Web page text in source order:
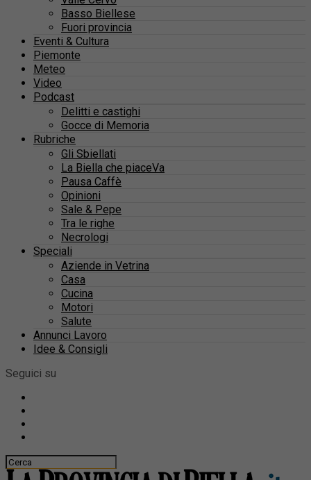
Basso Biellese
Fuori provincia
Eventi & Cultura
Piemonte
Meteo
Video
Podcast
Delitti e castighi
Gocce di Memoria
Rubriche
Gli Sbiellati
La Biella che piaceVa
Pausa Caffè
Opinioni
Sale & Pepe
Tra le righe
Necrologi
Speciali
Aziende in Vetrina
Casa
Cucina
Motori
Salute
Annunci Lavoro
Idee & Consigli
Seguici su